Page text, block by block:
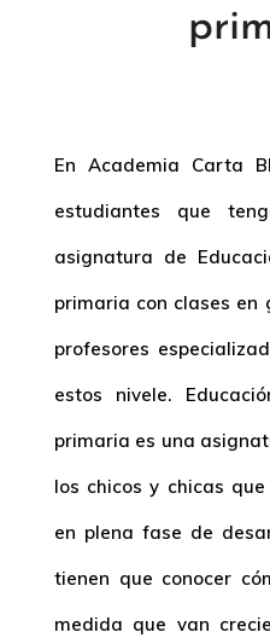
En Academia Carta
estudiantes que
asignatura de
primaria con clases en
profesores
estos nivele.
primaria es una
los chicos y chicas
en plena fase de
tienen que conocer
medida que van